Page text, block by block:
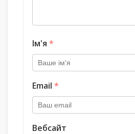
Ім'я *
Email *
Вебсайт